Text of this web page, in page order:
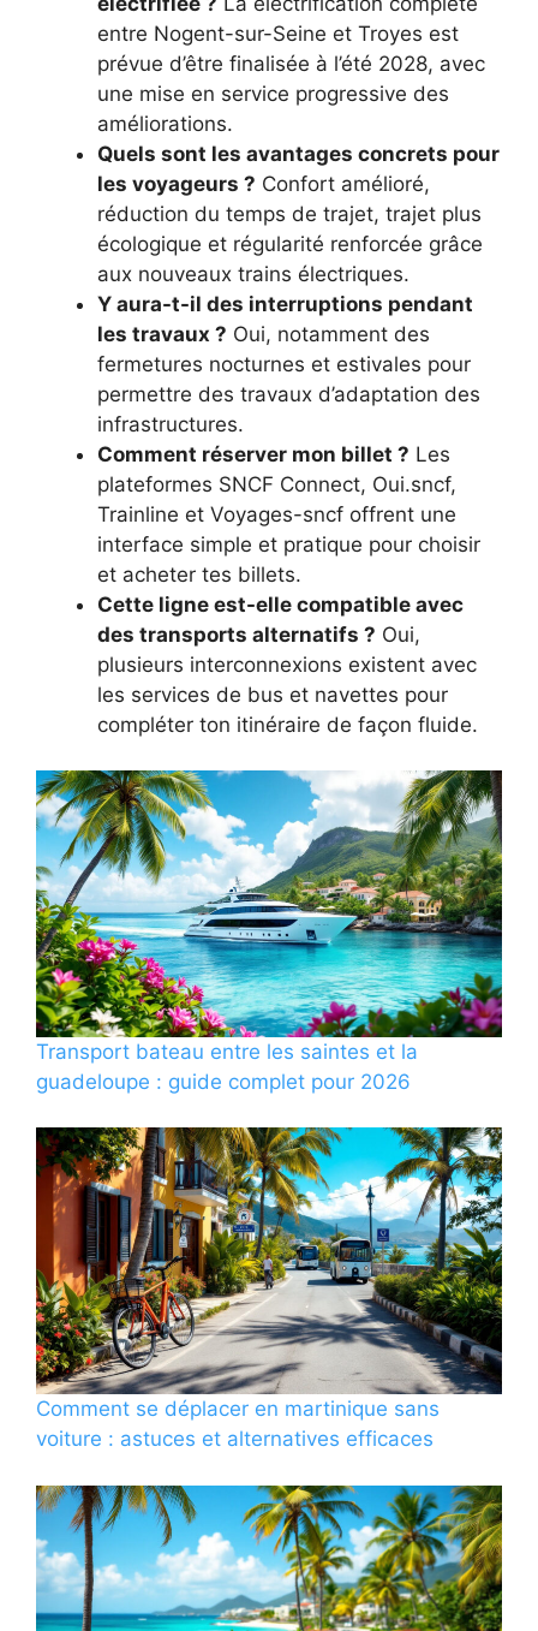
entre Nogent-sur-Seine et Troyes est
prévue d’être finalisée à l’été 2028, avec
une mise en service progressive des
améliorations.
Quels sont les avantages concrets pour
les voyageurs ? Confort amélioré,
réduction du temps de trajet, trajet plus
écologique et régularité renforcée grâce
aux nouveaux trains électriques.
Y aura-t-il des interruptions pendant
les travaux ? Oui, notamment des
fermetures nocturnes et estivales pour
permettre des travaux d’adaptation des
infrastructures.
Comment réserver mon billet ? Les
plateformes SNCF Connect, Oui.sncf,
Trainline et Voyages-sncf offrent une
interface simple et pratique pour choisir
et acheter tes billets.
Cette ligne est-elle compatible avec
des transports alternatifs ? Oui,
plusieurs interconnexions existent avec
les services de bus et navettes pour
compléter ton itinéraire de façon fluide.
Transport bateau entre les saintes et la
guadeloupe : guide complet pour 2026
Comment se déplacer en martinique sans
voiture : astuces et alternatives efficaces